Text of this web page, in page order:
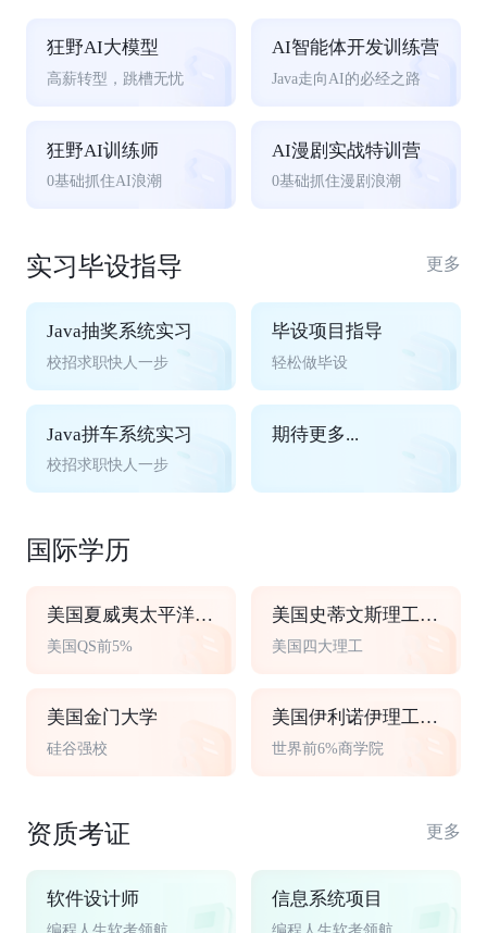
狂野AI大模型
高薪转型，跳槽无忧
AI智能体开发训练营
Java走向AI的必经之路
狂野AI训练师
0基础抓住AI浪潮
AI漫剧实战特训营
0基础抓住漫剧浪潮
实习毕设指导 更多
Java抽奖系统实习
校招求职快人一步
毕设项目指导
轻松做毕设
Java拼车系统实习
校招求职快人一步
期待更多...
国际学历
美国夏威夷太平洋大学
美国QS前5%
美国史蒂文斯理工学院
美国四大理工
美国金门大学
硅谷强校
美国伊利诺伊理工大学
世界前6%商学院
资质考证 更多
软件设计师
编程人生软考领航
信息系统项目
编程人生软考领航